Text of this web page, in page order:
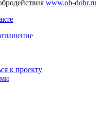
www.ob-dobr.ru
к проекту